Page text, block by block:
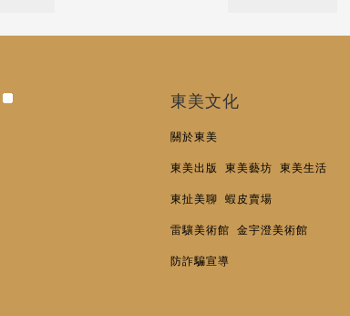
東美文化
關於東美
東美出版 東美藝坊 東美生活
東扯美聊 蝦皮賣場
雷驤美術館 金宇澄美術館
防詐騙宣導